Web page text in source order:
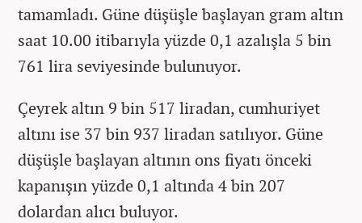
tamamladı. Güne düşüşle başlayan gram altın
saat 10.00 itibarıyla yüzde 0,1 azalışla 5 bin
761 lira seviyesinde bulunuyor.
Çeyrek altın 9 bin 517 liradan, cumhuriyet
altını ise 37 bin 937 liradan satılıyor. Güne
düşüşle başlayan altının ons fiyatı önceki
kapanışın yüzde 0,1 altında 4 bin 207
dolardan alıcı buluyor.